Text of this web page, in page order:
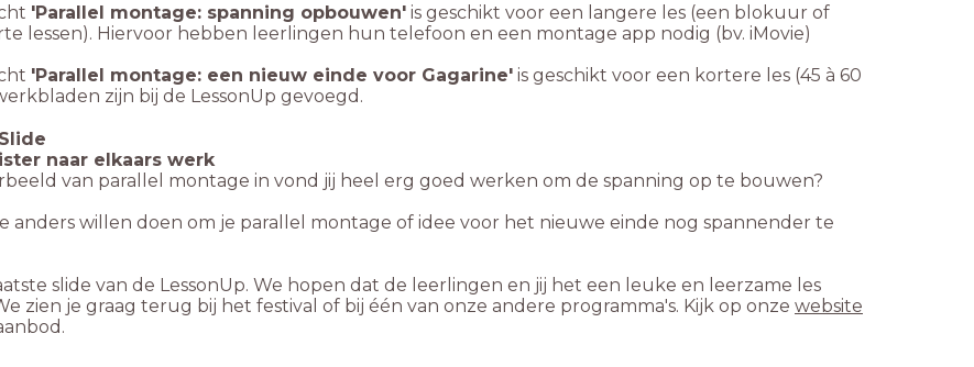
'Parallel montage: spanning opbouwen' is geschikt voor een langere les (een blokuur of
lessen). Hiervoor hebben leerlingen hun telefoon en een montage app nodig (bv. iMovie)
'Parallel montage: een nieuw einde voor Gagarine' is geschikt voor een kortere les (45 à 60
zijn bij de LessonUp gevoegd.
Slide
naar elkaars werk
van parallel montage in vond jij heel erg goed werken om de spanning op te bouwen?
anders willen doen om je parallel montage of idee voor het nieuwe einde nog spannender te
slide van de LessonUp. We hopen dat de leerlingen en jij het een leuke en leerzame les
zien je graag terug bij het festival of bij één van onze andere programma's. Kijk op onze website